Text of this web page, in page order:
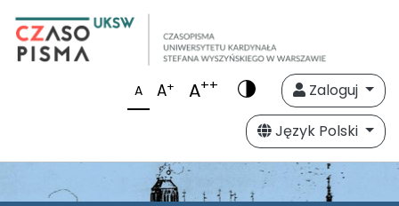
A A+ A++
Zaloguj
Język Polski